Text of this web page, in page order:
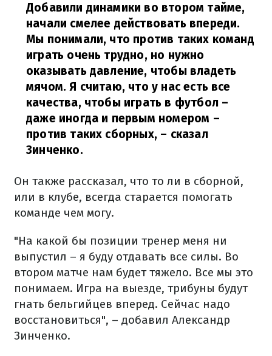
Добавили динамики во втором тайме,
начали смелее действовать впереди.
Мы понимали, что против таких команд
играть очень трудно, но нужно
оказывать давление, чтобы владеть
мячом. Я считаю, что у нас есть все
качества, чтобы играть в футбол –
даже иногда и первым номером –
против таких сборных, – сказал
Зинченко.
Он также рассказал, что то ли в сборной,
или в клубе, всегда старается помогать
команде чем могу.
"На какой бы позиции тренер меня ни
выпустил – я буду отдавать все силы. Во
втором матче нам будет тяжело. Все мы это
понимаем. Игра на выезде, трибуны будут
гнать бельгийцев вперед. Сейчас надо
восстановиться", – добавил Александр
Зинченко.